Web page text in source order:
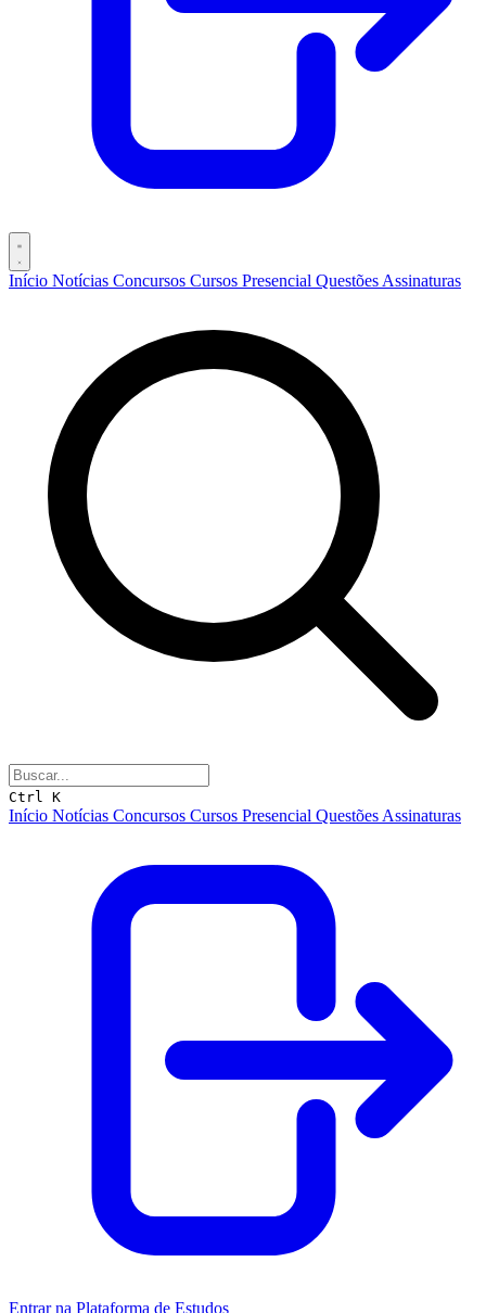
Início Notícias Concursos Cursos Presencial Questões Assinaturas
Ctrl K
Início Notícias Concursos Cursos Presencial Questões Assinaturas
Entrar na Plataforma de Estudos